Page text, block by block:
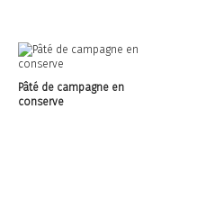
Pâté de campagne en
conserve